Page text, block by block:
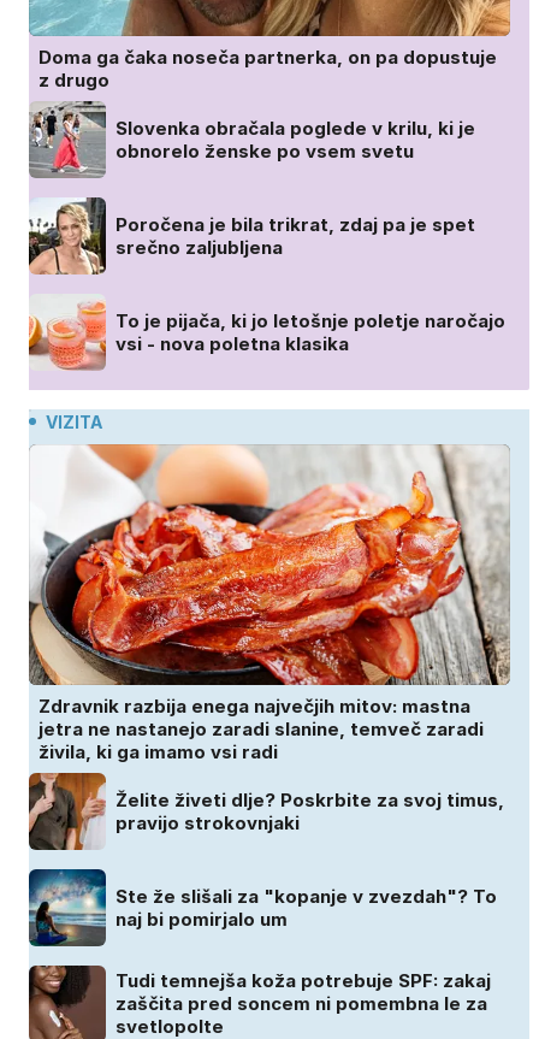
Doma ga čaka noseča partnerka, on pa dopustuje
z drugo
Slovenka obračala poglede v krilu, ki je
obnorelo ženske po vsem svetu
Poročena je bila trikrat, zdaj pa je spet
srečno zaljubljena
To je pijača, ki jo letošnje poletje naročajo
vsi - nova poletna klasika
VIZITA
Zdravnik razbija enega največjih mitov: mastna
jetra ne nastanejo zaradi slanine, temveč zaradi
živila, ki ga imamo vsi radi
Želite živeti dlje? Poskrbite za svoj timus,
pravijo strokovnjaki
Ste že slišali za "kopanje v zvezdah"? To
naj bi pomirjalo um
Tudi temnejša koža potrebuje SPF: zakaj
zaščita pred soncem ni pomembna le za
svetlopolte